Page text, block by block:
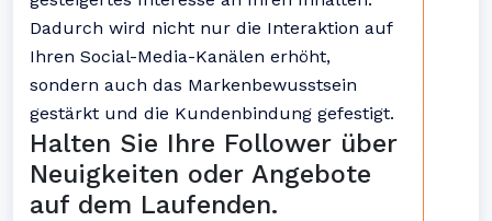
Dadurch wird nicht nur die Interaktion auf
Ihren Social-Media-Kanälen erhöht,
sondern auch das Markenbewusstsein
gestärkt und die Kundenbindung gefestigt.
Halten Sie Ihre Follower über
Neuigkeiten oder Angebote
auf dem Laufenden.